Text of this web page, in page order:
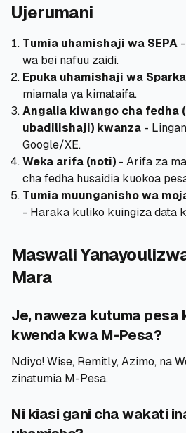
Ujerumani
Tumia uhamishaji wa SEPA
wa bei nafuu zaidi.
Epuka uhamishaji wa
miamala ya kimataifa.
Angalia kiwango cha fedha
ubadilishaji) kwanza -
Google/XE.
Weka arifa (noti) - Arifa za
cha fedha husaidia kuokoa
Tumia muunganisho wa
- Haraka kuliko kuingiza data
Maswali
Mara
Je, naweza kutuma pesa
kwenda kwa M-Pesa?
Ndiyo! Wise, Remitly, Azimo, na
zinatumia M-Pesa.
Ni kiasi gani cha wakati